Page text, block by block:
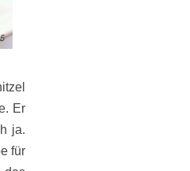
Er
ja.
für